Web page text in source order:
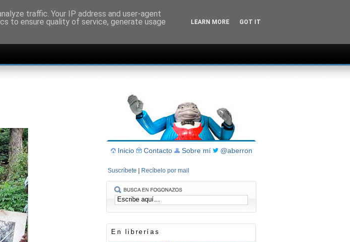
Inicio Contacto Sobre mí @aberron
Suscríbete Recíbelo por mail
En librerías
traffic. Your IP address and user-agent
to ensure quality of service, generate usage
LEARN MORE GOT IT